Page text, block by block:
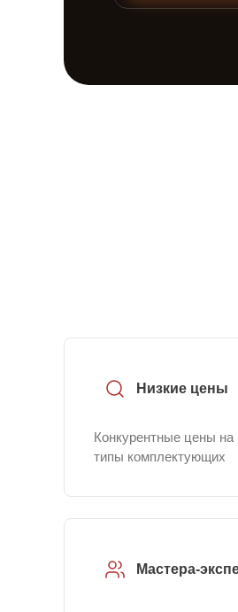
Низкие цены
Конкурентные цены
типы комплектующих
Мастера-